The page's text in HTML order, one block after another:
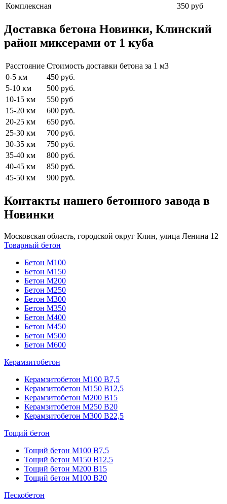
Комплексная
350 руб
Доставка бетона Новинки, Клинский
район миксерами от 1 куба
Расстояние Стоимость доставки бетона за 1 м3
0-5 км
450 руб.
5-10 км
500 руб.
10-15 км
550 руб
15-20 км
600 руб.
20-25 км
650 руб.
25-30 км
700 руб.
30-35 км
750 руб.
35-40 км
800 руб.
40-45 км
850 руб.
45-50 км
900 руб.
Контакты нашего бетонного завода в
Новинки
Московская область, городской округ Клин, улица Ленина 12
Товарный бетон
Бетон М100
Бетон М150
Бетон М200
Бетон М250
Бетон М300
Бетон М350
Бетон М400
Бетон М450
Бетон М500
Бетон М600
Керамзитобетон
Керамзитобетон М100 В7,5
Керамзитобетон М150 В12,5
Керамзитобетон М200 В15
Керамзитобетон М250 В20
Керамзитобетон М300 В22,5
Тощий бетон
Тощий бетон М100 В7,5
Тощий бетон М150 В12,5
Тощий бетон М200 В15
Тощий бетон М100 В20
Пескобетон